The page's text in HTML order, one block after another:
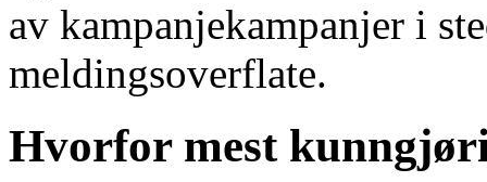
av kampanjekampanjer i
meldingsoverflate.
Hvorfor mest